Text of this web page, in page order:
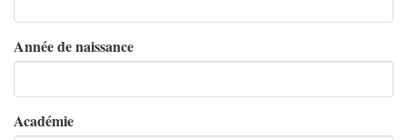
Année de naissance
Académie